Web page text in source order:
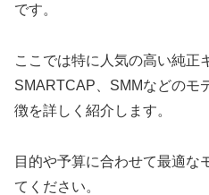
です。
ここでは特に人気の高い純正
SMARTCAP、SMMなどのモ
徴を詳しく紹介します。
目的や予算に合わせて最適な
てください。